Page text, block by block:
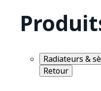
Radiateurs &
Retour